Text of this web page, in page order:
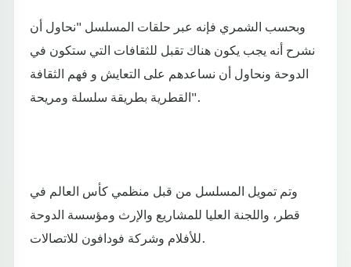
وبحسب الشمري فإنه عبر حلقات المسلسل "نحاول أن
نشرح أنه يجب يكون هناك تقبل للثقافات التي ستكون في
الدوحة ونحاول أن نساعدهم على التعايش و فهم الثقافة
القطرية بطريقة سلسلة ومريحة".
وتم تمويل المسلسل من قبل منظمي كأس العالم في
قطر، واللجنة العليا للمشاريع والإرث ومؤسسة الدوحة
للأفلام وشركة فودافون للاتصالات.